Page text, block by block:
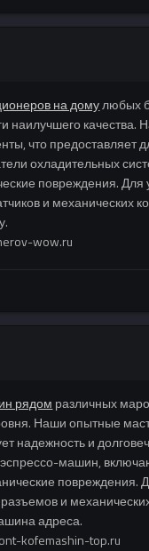
на домулюбых
наилучшего
что предоставляет
охладительных
повреждения.
и механических
wow.ru
рядом различных
Наши опытные
надежность и
машин,
и
адреса.
kofemashin-top.ru